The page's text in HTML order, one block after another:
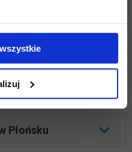
Płońsku